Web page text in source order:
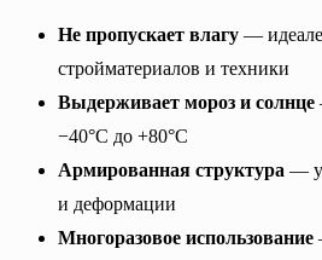
Не пропускает влагу —
стройматериалов и техники
Выдерживает мороз и солнце
−40°C до +80°C
Армированная структура —
и деформации
Многоразовое использование